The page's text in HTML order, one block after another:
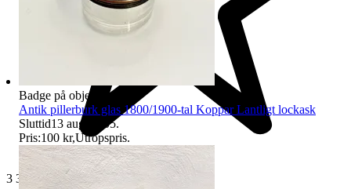
3 326 omdömen
Badge på objektet:Ny
Antik pillerburk glas 1800/1900-tal Koppar Lantligt lockask
Sluttid13 aug 17:05.
Pris:100 kr,Utropspris.